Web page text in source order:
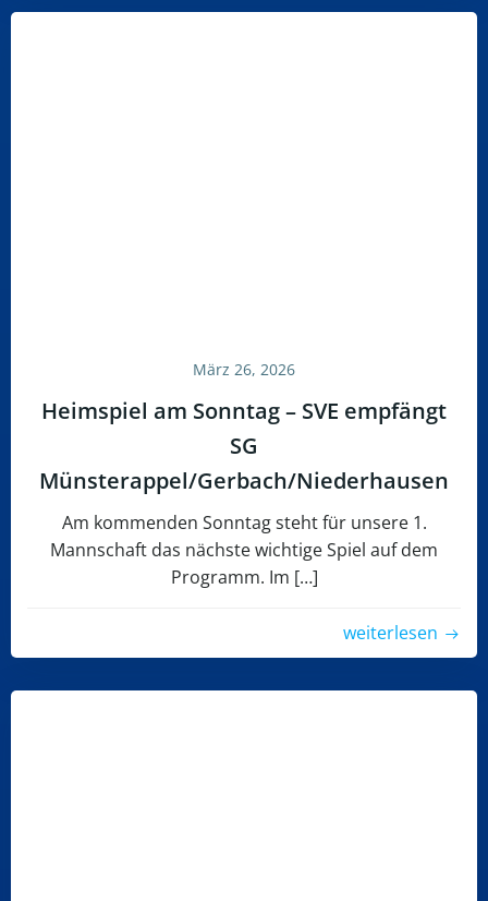
März 26, 2026
Heimspiel am Sonntag – SVE empfängt
SG
Münsterappel/Gerbach/Niederhausen
Am kommenden Sonntag steht für unsere 1.
Mannschaft das nächste wichtige Spiel auf dem
Programm. Im […]
weiterlesen